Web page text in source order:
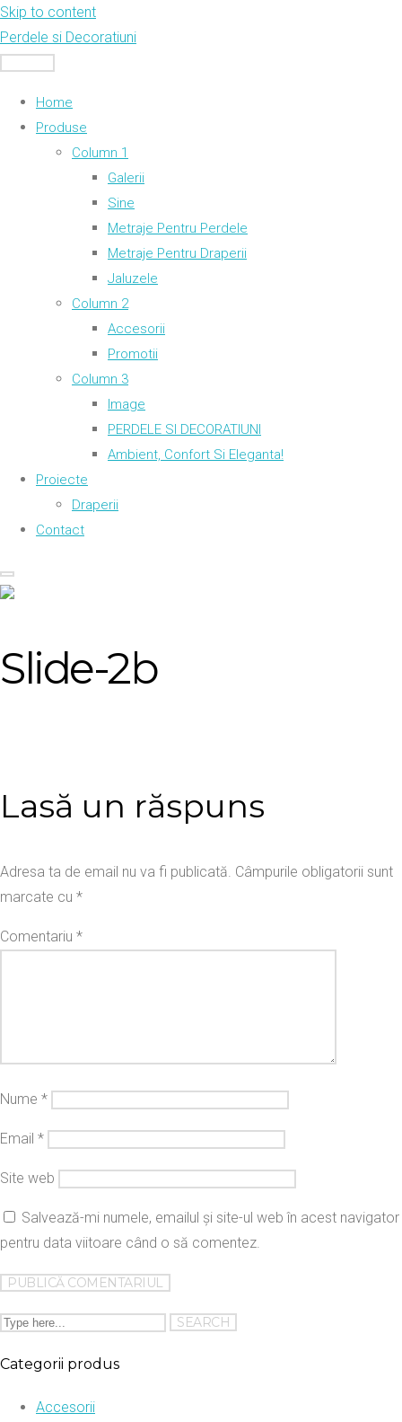
Skip to content
Perdele si Decoratiuni
Home
Produse
Column 1
Galerii
Sine
Metraje Pentru Perdele
Metraje Pentru Draperii
Jaluzele
Column 2
Accesorii
Promotii
Column 3
Image
PERDELE SI DECORATIUNI
Ambient, Confort Si Eleganta!
Proiecte
Draperii
Contact
Slide-2b
Lasă un răspuns
Adresa ta de email nu va fi publicată. Câmpurile obligatorii sunt
marcate cu *
Comentariu *
Nume *
Email *
Site web
Salvează-mi numele, emailul și site-ul web în acest navigator
pentru data viitoare când o să comentez.
Categorii produs
Accesorii